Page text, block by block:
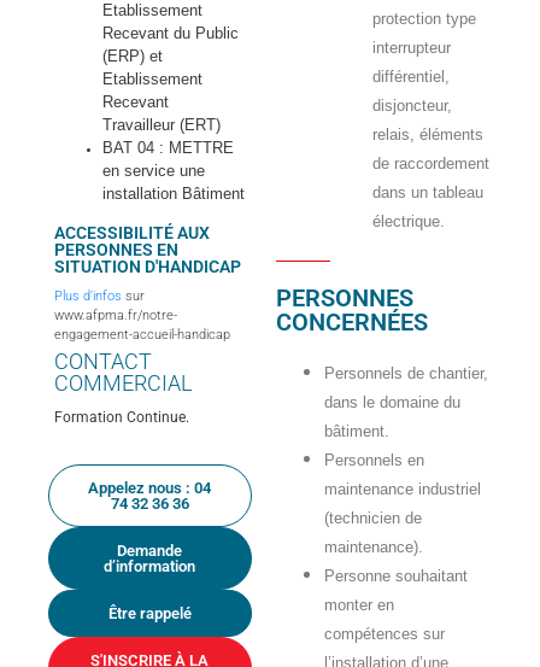
Etablissement
Recevant du Public
(ERP) et
Etablissement
Recevant
Travailleur (ERT)
BAT 04 : METTRE
en service une
installation Bâtiment
ACCESSIBILITÉ AUX
PERSONNES EN
SITUATION D'HANDICAP
Plus d’infos sur
www.afpma.fr/notre-
engagement-accueil-handicap
CONTACT
COMMERCIAL
Formation Continue.
Appelez nous : 04
74 32 36 36
Demande
d’information
Être rappelé
S'INSCRIRE À LA
protection type
interrupteur
différentiel,
disjoncteur,
relais, éléments
de raccordement
dans un tableau
électrique.
PERSONNES
CONCERNÉES
Personnels de chantier,
dans le domaine du
bâtiment.
Personnels en
maintenance industriel
(technicien de
maintenance).
Personne souhaitant
monter en
compétences sur
l’installation d’une